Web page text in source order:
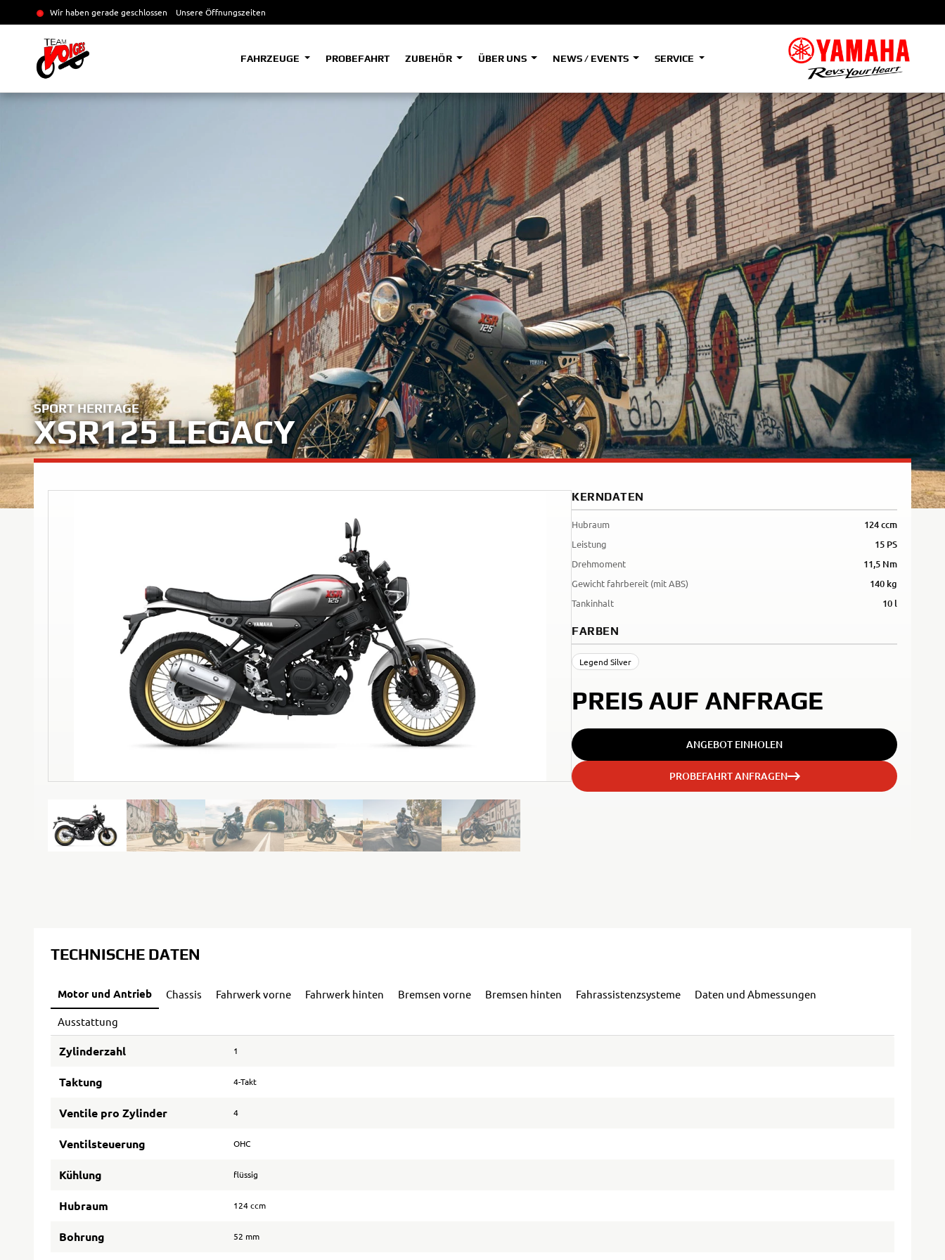
Wir haben gerade geschlossen Unsere Öffnungszeiten
FAHRZEUGE
HYPER NAKED
SPORT HERITAGE
SPORT TOURING
SUPERSPORT
Tenere
700
Tenere
700
(Low)
Tenere
700
(Low)
35kW
A2
Tenere
700
35kW
A
Tenere
700
Rally
A2
Tenere
700
Rally
35kW
A
Tenere
700
World
Raid
A1
WR125R
PROBEFAHRT ZUBEHÖR ÜBER UNS NEWS / EVENTS SERVICE
SPORT HERITAGE
XSR125 LEGACY
KERNDATEN
Hubraum 124 ccm
Leistung 15 PS
Drehmoment 11,5 Nm
Gewicht fahrbereit (mit ABS) 140 kg
Tankinhalt 10 l
FARBEN
Legend Silver
PREIS AUF ANFRAGE
ANGEBOT EINHOLEN
PROBEFAHRT ANFRAGEN
TECHNISCHE DATEN
Motor und Antrieb Chassis Fahrwerk vorne Fahrwerk hinten Bremsen vorne Bremsen hinten Fahrassistenzsysteme Daten und Abmessungen
Ausstattung
Zylinderzahl 1
Taktung 4-Takt
Ventile pro Zylinder 4
Ventilsteuerung OHC
Kühlung flüssig
Hubraum 124 ccm
Bohrung 52 mm